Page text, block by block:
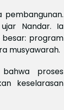
pembangunan.
Nandar. Ia
besar: program
musyawarah.
bahwa proses
keselarasan